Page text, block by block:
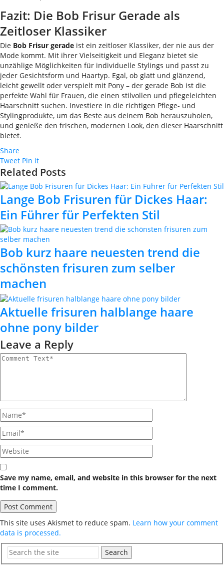
Fazit: Die Bob Frisur Gerade als
Zeitloser Klassiker
Die Bob Frisur gerade ist ein zeitloser Klassiker, der nie aus der
Mode kommt. Mit ihrer Vielseitigkeit und Eleganz bietet sie
unzählige Möglichkeiten für individuelle Stylings und passt zu
jeder Gesichtsform und Haartyp. Egal, ob glatt und glänzend,
leicht gewellt oder verspielt mit Pony – der gerade Bob ist die
perfekte Wahl für Frauen, die einen stilvollen und pflegeleichten
Haarschnitt suchen. Investiere in die richtigen Pflege- und
Stylingprodukte, um das Beste aus deinem Bob herauszuholen,
und genieße den frischen, modernen Look, den dieser Haarschnitt
bietet.
Share
Tweet Pin it
Related Posts
Lange Bob Frisuren für Dickes Haar:
Ein Führer für Perfekten Stil
Bob kurz haare neuesten trend die
schönsten frisuren zum selber
machen
Aktuelle frisuren halblange haare
ohne pony bilder
Leave a Reply
Save my name, email, and website in this browser for the next
time I comment.
This site uses Akismet to reduce spam. Learn how your comment
data is processed.
Search